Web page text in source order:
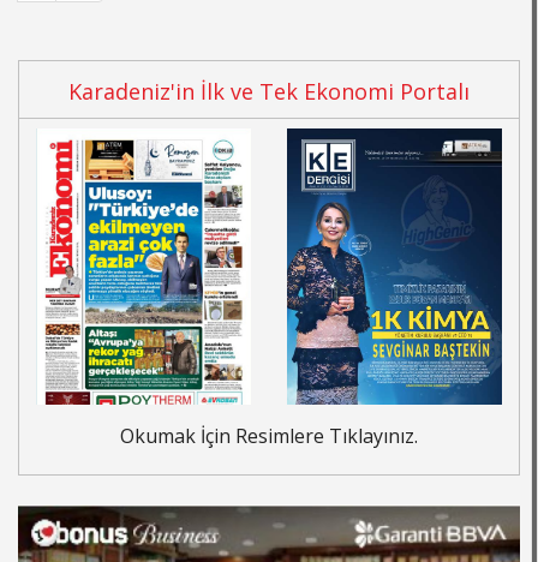
Karadeniz'in İlk ve Tek Ekonomi Portalı
Okumak İçin Resimlere Tıklayınız.